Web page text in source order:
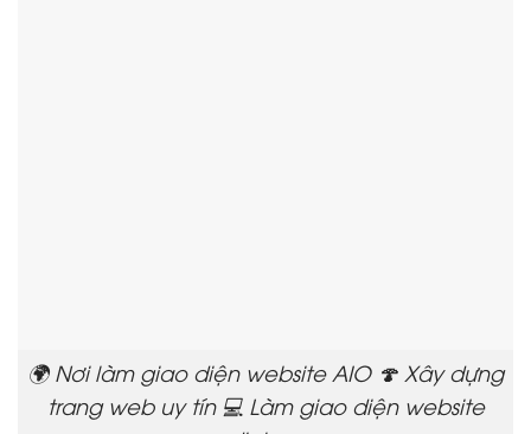
🌍 Nơi làm giao diện website AIO 🍄 Xây dựng
trang web uy tín 💻 Làm giao diện website